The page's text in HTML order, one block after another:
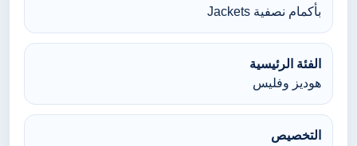
بأكمام نصفية Jackets
الفئة الرئيسية
هوديز وفليس
التخصيص